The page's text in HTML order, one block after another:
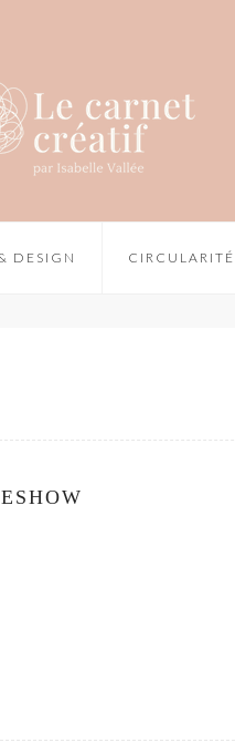
DESIGN CIRCULARITÉ